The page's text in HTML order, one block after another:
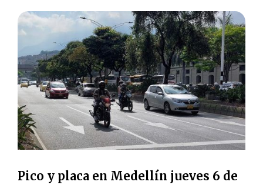
Pico y placa en Medellín jueves 6 de